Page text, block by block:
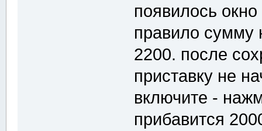
появилось
правило сумму
2200. после
приставку не
включите -
прибавится